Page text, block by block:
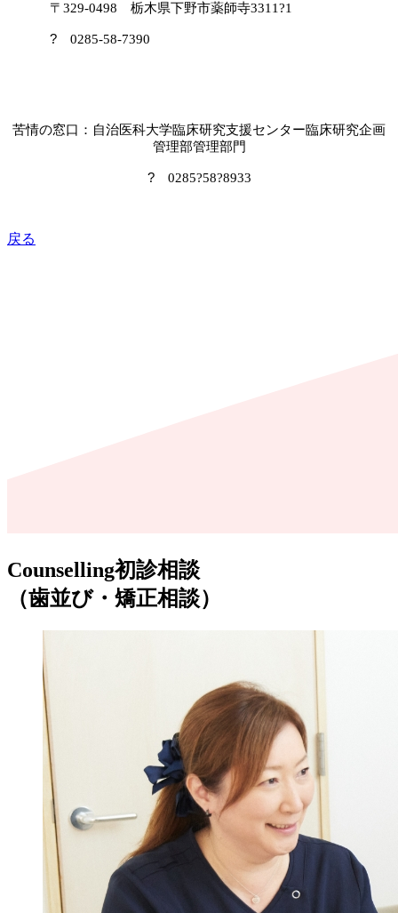
〒 329-0498 栃木県下野市薬師寺3311?1
? 0285-58-7390
苦情の窓口：自治医科大学臨床研究支援センター臨床研究企画
管理部管理部門
? 0285?58?8933
戻る
Counselling初診相談
（歯並び・矯正相談）